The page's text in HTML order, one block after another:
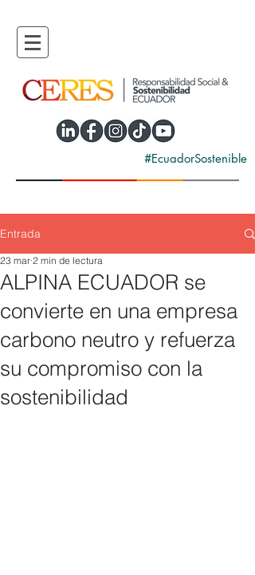
#EcuadorSostenible
Entrada
ALPINA ECUADOR se
convierte en una empresa
carbono neutro y refuerza
su compromiso con la
sostenibilidad
23 mar 2 min de lectura